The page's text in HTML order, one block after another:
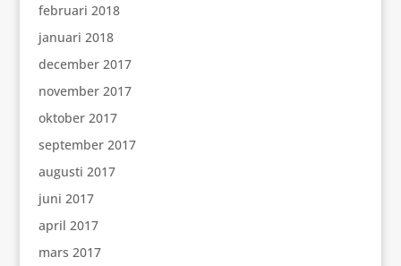
februari 2018
januari 2018
december 2017
november 2017
oktober 2017
september 2017
augusti 2017
juni 2017
april 2017
mars 2017